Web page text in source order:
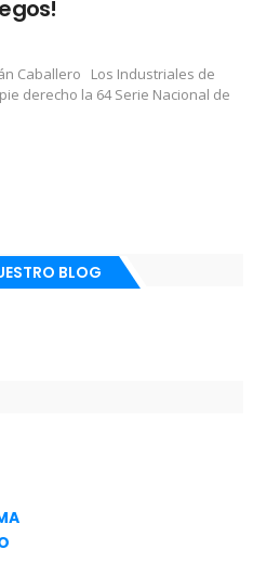
Caballero Los Industriales de
derecho la 64 Serie Nacional de
BLOG